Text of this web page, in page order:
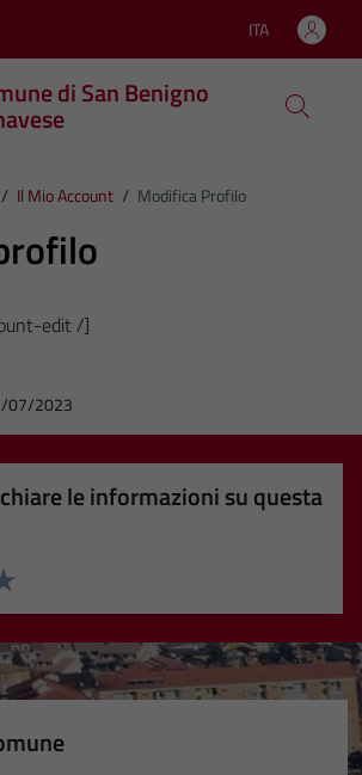
Lingua attiva:
ITA
di San Benigno
/ Il Mio Account / Modifica Profilo
edit /]
07/2023
le informazioni su questa
5 stelle su 5
4 stelle su 5
su 5
su 5
5